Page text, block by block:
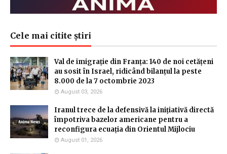
Cele mai citite știri
Val de imigrație din Franța: 140 de noi cetățeni
au sosit în Israel, ridicând bilanțul la peste
8.000 de la 7 octombrie 2023
August 03, 2026
Iranul trece de la defensivă la inițiativă directă
împotriva bazelor americane pentru a
reconfigura ecuația din Orientul Mijlociu
August 01, 2026